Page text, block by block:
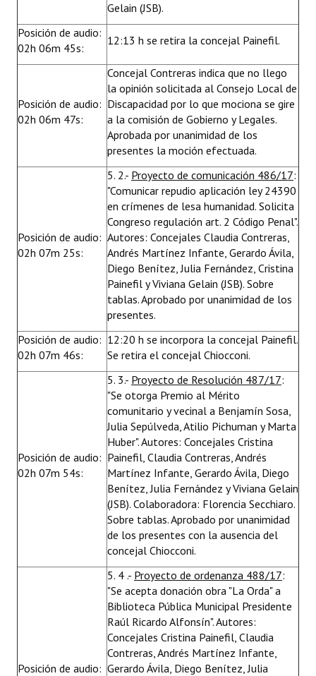
Gelain (JSB).
Posición de audio:
02h 06m 45s:
12:13 h se retira la concejal Painefil.
Posición de audio:
02h 06m 47s:
Concejal Contreras indica que no llego
la opinión solicitada al Consejo Local de
Discapacidad por lo que mociona se gire
a la comisión de Gobierno y Legales.
Aprobada por unanimidad de los
presentes la moción efectuada.
Posición de audio:
02h 07m 25s:
5. 2.- Proyecto de comunicación 486/17:
"Comunicar repudio aplicación ley 24390
en crímenes de lesa humanidad. Solicita
Congreso regulación art. 2 Código Penal".
Autores: Concejales Claudia Contreras,
Andrés Martínez Infante, Gerardo Ávila,
Diego Benítez, Julia Fernández, Cristina
Painefil y Viviana Gelain (JSB). Sobre
tablas. Aprobado por unanimidad de los
presentes.
Posición de audio:
02h 07m 46s:
12:20 h se incorpora la concejal Painefil.
Se retira el concejal Chiocconi.
Posición de audio:
02h 07m 54s:
5. 3.- Proyecto de Resolución 487/17:
"Se otorga Premio al Mérito
comunitario y vecinal a Benjamín Sosa,
Julia Sepúlveda, Atilio Pichuman y Marta
Huber". Autores: Concejales Cristina
Painefil, Claudia Contreras, Andrés
Martínez Infante, Gerardo Ávila, Diego
Benítez, Julia Fernández y Viviana Gelain
(JSB). Colaboradora: Florencia Secchiaro.
Sobre tablas. Aprobado por unanimidad
de los presentes con la ausencia del
concejal Chiocconi.
Posición de audio:
5. 4 .- Proyecto de ordenanza 488/17:
"Se acepta donación obra "La Orda" a
Biblioteca Pública Municipal Presidente
Raúl Ricardo Alfonsín". Autores:
Concejales Cristina Painefil, Claudia
Contreras, Andrés Martínez Infante,
Gerardo Ávila, Diego Benítez, Julia